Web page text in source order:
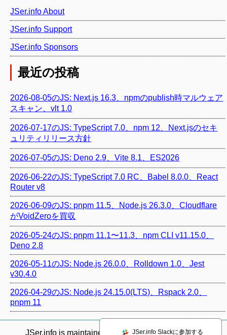
JSer.info About
JSer.info Support
JSer.info Sponsors
最近の投稿
2026-08-05のJS: Next.js 16.3、npmのpublish時マルウェア
スキャン、vlt 1.0
2026-07-17のJS: TypeScript 7.0、npm 12、Next.jsのセキ
ュリティリリース方針
2026-07-05のJS: Deno 2.9、Vite 8.1、ES2026
2026-06-22のJS: TypeScript 7.0 RC、Babel 8.0.0、React
Router v8
2026-06-09のJS: pnpm 11.5、Node.js 26.3.0、Cloudflare
がVoidZeroを買収
2026-05-24のJS: pnpm 11.1〜11.3、npm CLI v11.15.0、
Deno 2.8
2026-05-11のJS: Node.js 26.0.0、Rolldown 1.0、Jest
v30.4.0
2026-04-29のJS: Node.js 24.15.0(LTS)、Rspack 2.0、
pnpm 11
JSer.info is maintained by @azu_re.
JSer.info Slackに参加する